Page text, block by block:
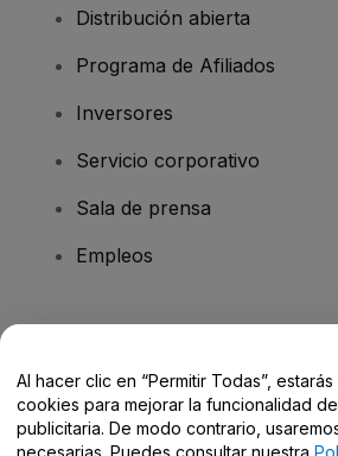
Distribución abierta
Programa de Afiliados
Inversores
Servicio corporativo
Sala de prensa
Empleos
Centro de Ayuda / Contacto
Al hacer clic en “Permitir Todas”,
cookies para mejorar la funcionalidad
publicitaria. De modo contrario,
necesarias. Puedes consultar nuestra